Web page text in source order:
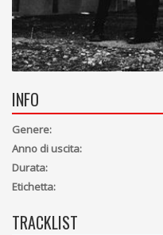
INFO
Genere:
Anno di uscita:
Durata:
Etichetta:
TRACKLIST